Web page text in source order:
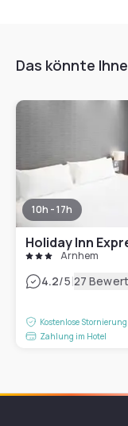
Das könnte
10h - 17h
Holiday Inn
Arnhem
4.2/5|27
Kostenlose Stornierung
Zahlung im Hotel